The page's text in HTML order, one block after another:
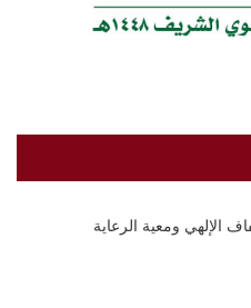
الإلهي ومعية الرعاية